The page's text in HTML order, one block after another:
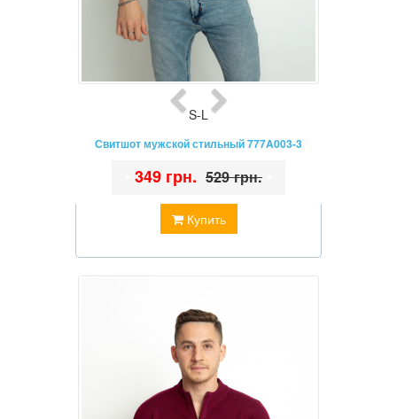
S-L
Свитшот мужской стильный 777A003-3
Купить
349 грн. 529 грн.